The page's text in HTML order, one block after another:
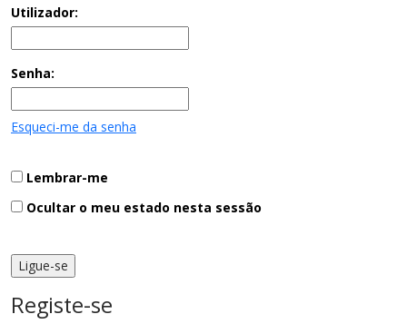
Utilizador:
Senha:
Esqueci-me da senha
Lembrar-me
Ocultar o meu estado nesta sessão
Registe-se